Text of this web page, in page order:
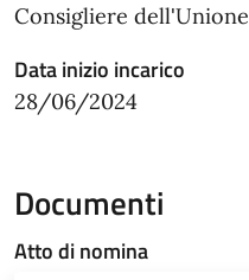
Consigliere dell'Unione
Data inizio incarico
28/06/2024
Documenti
Atto di nomina